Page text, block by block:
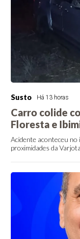
Susto Há 13 horas
Carro colide
Floresta e
Acidente aconteceu no
proximidades da Varjota